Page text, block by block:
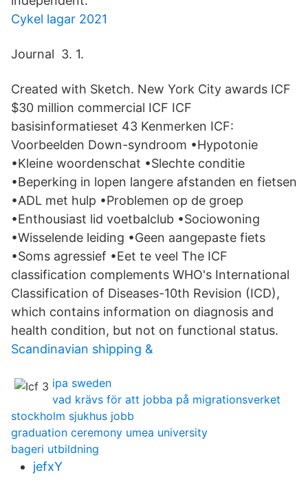
Cykel lagar 2021
Journal 3. 1.
Created with Sketch. New York City awards ICF
$30 million commercial ICF ICF
basisinformatieset 43 Kenmerken ICF:
Voorbeelden Down-syndroom •Hypotonie
•Kleine woordenschat •Slechte conditie
•Beperking in lopen langere afstanden en fietsen
•ADL met hulp •Problemen op de groep
•Enthousiast lid voetbalclub •Sociowoning
•Wisselende leiding •Geen aangepaste fiets
•Soms agressief •Eet te veel The ICF
classification complements WHO's International
Classification of Diseases-10th Revision (ICD),
which contains information on diagnosis and
health condition, but not on functional status.
Scandinavian shipping &
ipa sweden
vad krävs för att jobba på migrationsverket
stockholm sjukhus jobb
graduation ceremony umea university
bageri utbildning
jefxY